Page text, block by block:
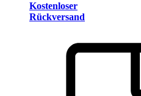
Kostenloser
Rückversand